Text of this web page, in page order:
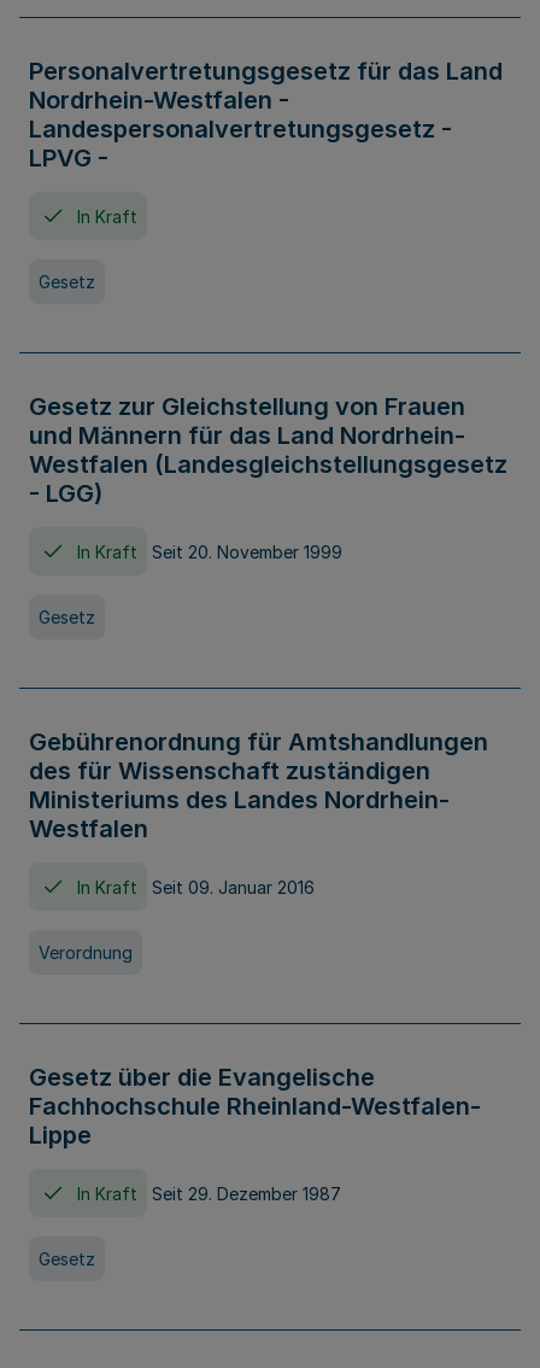
Personalvertretungsgesetz für das Land
Nordrhein-Westfalen -
Landespersonalvertretungsgesetz -
LPVG -
In Kraft
Gesetz
Gesetz zur Gleichstellung von Frauen
und Männern für das Land Nordrhein-
Westfalen (Landesgleichstellungsgesetz
- LGG)
In Kraft Seit 20. November 1999
Gesetz
Gebührenordnung für Amtshandlungen
des für Wissenschaft zuständigen
Ministeriums des Landes Nordrhein-
Westfalen
In Kraft Seit 09. Januar 2016
Verordnung
Gesetz über die Evangelische
Fachhochschule Rheinland-Westfalen-
Lippe
In Kraft Seit 29. Dezember 1987
Gesetz